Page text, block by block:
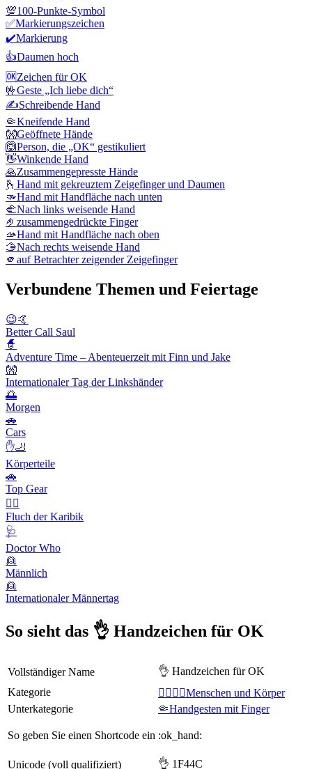
💯100-Punkte-Symbol
✅Markierungszeichen
✔️Markierung
👍Daumen hoch
🆗Zeichen für OK
🤟Geste „Ich liebe dich“
✍️Schreibende Hand
🤏Kneifende Hand
👐Geöffnete Hände
🙆Person, die „OK“ gestikuliert
👋Winkende Hand
🙏Zusammengepresste Hände
🫰 Hand mit gekreuztem Zeigefinger und Daumen
🫳Hand mit Handfläche nach unten
🫲Nach links weisende Hand
🤌 zusammengedrückte Finger
🫴Hand mit Handfläche nach oben
🫱Nach rechts weisende Hand
🫵 auf Betrachter zeigender Zeigefinger
Verbundene Themen und Feiertage
😉🤙
Better Call Saul
🧙
Adventure Time – Abenteuerzeit mit Finn und Jake
👐
Internationaler Tag der Linkshänder
🌅
Morgen
🚗
Cars
✋🦶
Körperteile
🚗
Top Gear
🏴‍☠️
Fluch der Karibik
🩺
Doctor Who
👱
Männlich
👱
Internationaler Männertag
So sieht das 👌 Handzeichen für OK
Vollständiger Name
👌 Handzeichen für OK
Kategorie
👩‍❤️‍💋‍👨Menschen und Körper
Unterkategorie
🤏Handgesten mit Finger
So geben Sie einen Shortcode ein :ok_hand:
Unicode (voll qualifiziert)
👌 1F44C